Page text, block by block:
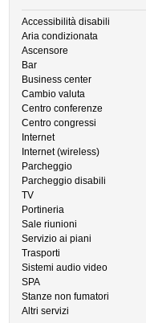
Accessibilità disabili
Aria condizionata
Ascensore
Bar
Business center
Cambio valuta
Centro conferenze
Centro congressi
Internet
Internet (wireless)
Parcheggio
Parcheggio disabili
TV
Portineria
Sale riunioni
Servizio ai piani
Trasporti
Sistemi audio video
SPA
Stanze non fumatori
Altri servizi